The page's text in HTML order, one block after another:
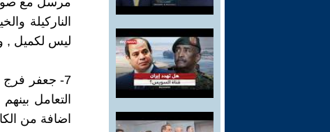
الناركيلة
ليس لكميل ,
7- جعفر فرج
التعامل
اضافة من